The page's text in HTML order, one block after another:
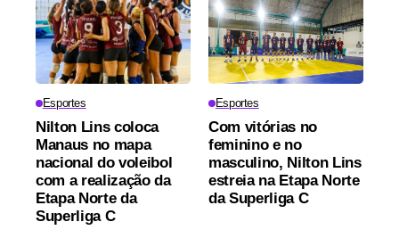
Esportes
Nilton Lins coloca
Manaus no mapa
nacional do voleibol
com a realização da
Etapa Norte da
Superliga C
Esportes
Com vitórias no
feminino e no
masculino, Nilton Lins
estreia na Etapa Norte
da Superliga C